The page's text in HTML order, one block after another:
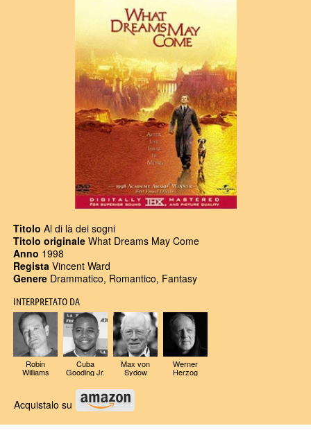
Titolo Al di là dei sogni
Titolo originale What Dreams May Come
Anno 1998
Regista Vincent Ward
Genere Drammatico, Romantico, Fantasy
INTERPRETATO DA
Robin
Williams
Cuba
Gooding Jr.
Max von
Sydow
Werner
Herzog
Acquistalo su